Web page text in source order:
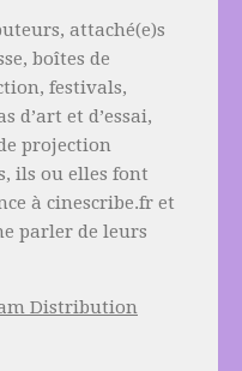
attaché(e)s
boîtes de
festivals,
d’art et d’essai,
projection
ils ou elles font
à cinescribe.fr et
parler de leurs
Distribution